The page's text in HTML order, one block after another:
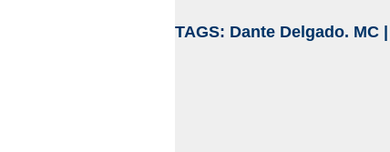
TAGS: Dante Delgado. MC